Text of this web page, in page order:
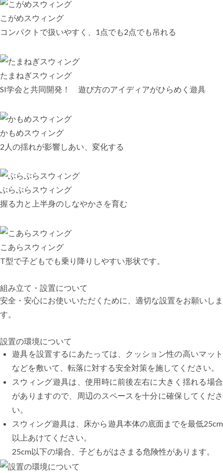
こがめスウィング
コンパクトで扱いやすく、1点でも2点でも吊れる
たまねぎスウィング
SI学会と共同開発！ 遊び方のアイディアがひらめく遊具
かもめスウィング
2人の揺れが影響しあい、変化する
ぶらぶらスウィング
握る力と上半身のしなやかさを育む
こあらスウィング
T型で子どもでも乗り降りしやすい形状です。
組み立て・設置について
安全・安心にお使いいただくために、適切な設置をお願いしま
す。
設置の環境について
遊具を設置するにあたっては、クッション性の高いマット
などを敷いて、転落に対する安全対策を施してください。
スウィング遊具は、使用時に前後左右に大きく揺れる場合
がありますので、周辺のスペースを十分に確保してくださ
い。
スウィング遊具は、床から遊具本体の底面までを最低25cm
以上あけてください。
25cm以下の場合、子どもがはさまる危険性があります。